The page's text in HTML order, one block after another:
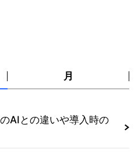
月
AIとの違いや導入時の